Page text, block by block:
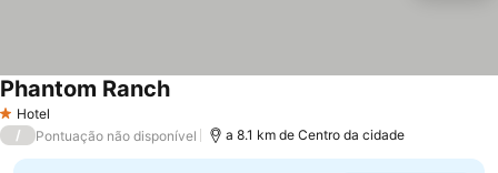
1 Estrelas
Hotel
Phantom Ranch
/ Pontuação não disponível a 8.1 km de Centro da cidade